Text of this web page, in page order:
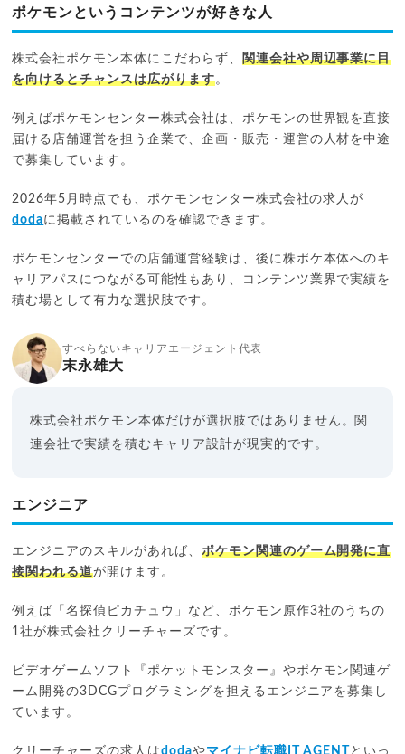
ポケモンというコンテンツが好きな人
株式会社ポケモン本体にこだわらず、 関連会社や周辺事業に目
を向けるとチャンスは広がります。
例えばポケモンセンター株式会社は、ポケモンの世界観を直接
届ける店舗運営を担う企業で、企画・販売・運営の人材を中途
で募集しています。
2026年5月時点でも、ポケモンセンター株式会社の求人が
dodaに掲載されているのを確認できます。
ポケモンセンターでの店舗運営経験は、後に株ポケ本体へのキ
ャリアパスにつながる可能性もあり、コンテンツ業界で実績を
積む場として有力な選択肢です。
すべらないキャリアエージェント代表
末永雄大
株式会社ポケモン本体だけが選択肢ではありません。関
連会社で実績を積むキャリア設計が現実的です。
エンジニア
エンジニアのスキルがあれば、 ポケモン関連のゲーム開発に直
接関われる道が開けます。
例えば「名探偵ピカチュウ」など、ポケモン原作3社のうちの
1社が株式会社クリーチャーズです。
ビデオゲームソフト『ポケットモンスター』やポケモン関連ゲ
ーム開発の3DCGプログラミングを担えるエンジニアを募集し
ています。
クリーチャーズの求人はdodaやマイナビ転職IT AGENT といっ